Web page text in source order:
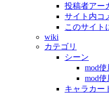
投稿者アー
サイト内コ
このサイト
wiki
カテゴリ
シーン
mod使
mod使
キャラカー